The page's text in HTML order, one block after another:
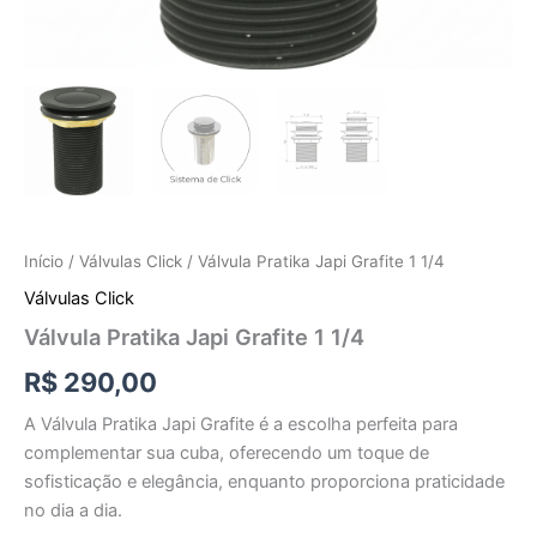
Início / Válvulas Click / Válvula Pratika Japi Grafite 1 1/4
Válvulas Click
Válvula Pratika Japi Grafite 1 1/4
R$ 290,00
A Válvula Pratika Japi Grafite é a escolha perfeita para
complementar sua cuba, oferecendo um toque de
sofisticação e elegância, enquanto proporciona praticidade
no dia a dia.